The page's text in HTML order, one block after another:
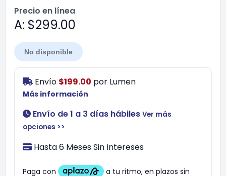
Precio en línea
A: $299.00
No disponible
Envío $199.00 por Lumen
Más información
Envío de 1 a 3 días hábiles Ver más
opciones >>
Hasta 6 Meses Sin Intereses